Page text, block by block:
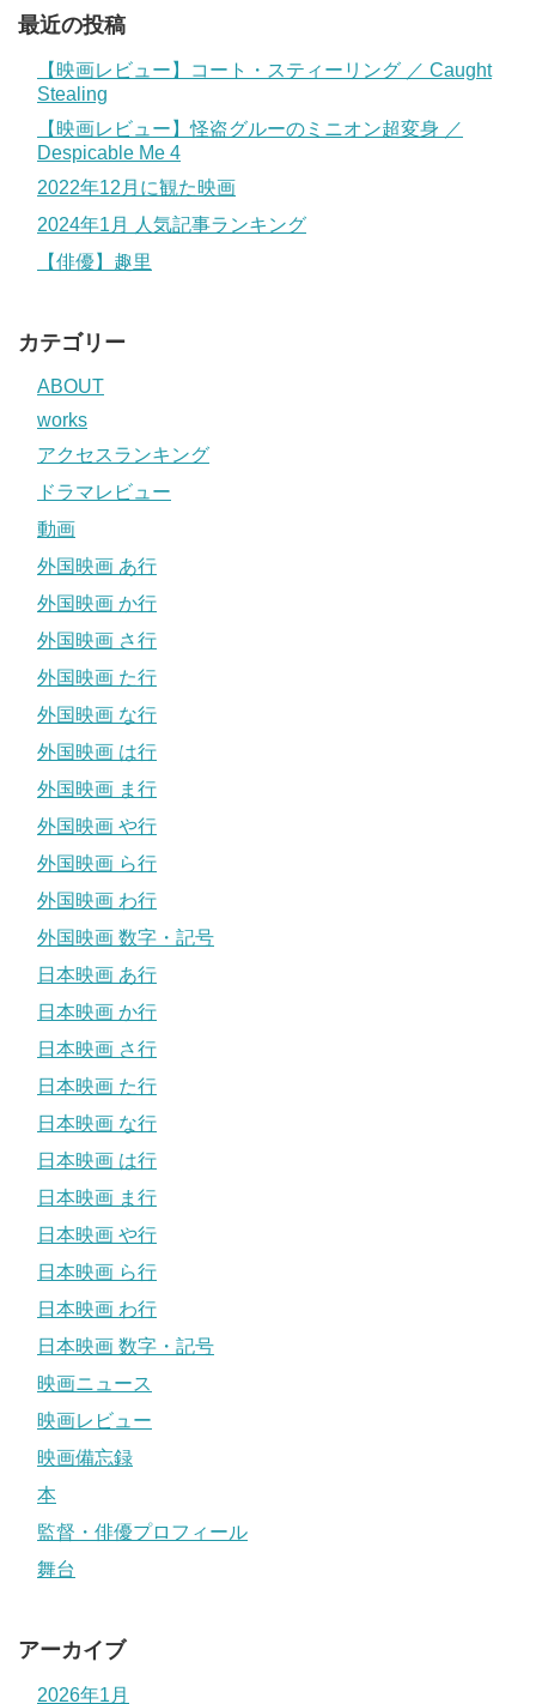
最近の投稿
【映画レビュー】コート・スティーリング ／ Caught
Stealing
【映画レビュー】怪盗グルーのミニオン超変身 ／
Despicable Me 4
2022年12月に観た映画
2024年1月 人気記事ランキング
【俳優】趣里
カテゴリー
ABOUT
works
アクセスランキング
ドラマレビュー
動画
外国映画 あ行
外国映画 か行
外国映画 さ行
外国映画 た行
外国映画 な行
外国映画 は行
外国映画 ま行
外国映画 や行
外国映画 ら行
外国映画 わ行
外国映画 数字・記号
日本映画 あ行
日本映画 か行
日本映画 さ行
日本映画 た行
日本映画 な行
日本映画 は行
日本映画 ま行
日本映画 や行
日本映画 ら行
日本映画 わ行
日本映画 数字・記号
映画ニュース
映画レビュー
映画備忘録
本
監督・俳優プロフィール
舞台
アーカイブ
2026年1月